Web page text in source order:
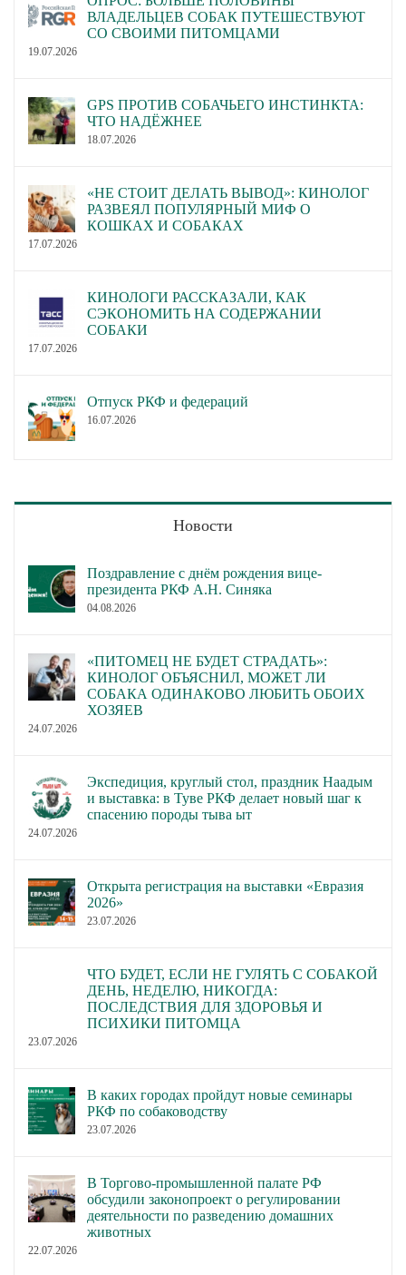
ВЛАДЕЛЬЦЕВ СОБАК ПУТЕШЕСТВУЮТ
СО СВОИМИ ПИТОМЦАМИ
19.07.2026
GPS ПРОТИВ СОБАЧЬЕГО ИНСТИНКТА:
ЧТО НАДЁЖНЕЕ
18.07.2026
«НЕ СТОИТ ДЕЛАТЬ ВЫВОД»: КИНОЛОГ
РАЗВЕЯЛ ПОПУЛЯРНЫЙ МИФ О
КОШКАХ И СОБАКАХ
17.07.2026
КИНОЛОГИ РАССКАЗАЛИ, КАК
СЭКОНОМИТЬ НА СОДЕРЖАНИИ
СОБАКИ
17.07.2026
Отпуск РКФ и федераций
16.07.2026
Новости
Поздравление с днём рождения вице-
президента РКФ А.Н. Синяка
04.08.2026
«ПИТОМЕЦ НЕ БУДЕТ СТРАДАТЬ»:
КИНОЛОГ ОБЪЯСНИЛ, МОЖЕТ ЛИ
СОБАКА ОДИНАКОВО ЛЮБИТЬ ОБОИХ
ХОЗЯЕВ
24.07.2026
Экспедиция, круглый стол, праздник Наадым
и выставка: в Туве РКФ делает новый шаг к
спасению породы тыва ыт
24.07.2026
Открыта регистрация на выставки «Евразия
2026»
23.07.2026
ЧТО БУДЕТ, ЕСЛИ НЕ ГУЛЯТЬ С СОБАКОЙ
ДЕНЬ, НЕДЕЛЮ, НИКОГДА:
ПОСЛЕДСТВИЯ ДЛЯ ЗДОРОВЬЯ И
ПСИХИКИ ПИТОМЦА
23.07.2026
В каких городах пройдут новые семинары
РКФ по собаководству
23.07.2026
В Торгово-промышленной палате РФ
обсудили законопроект о регулировании
деятельности по разведению домашних
животных
22.07.2026